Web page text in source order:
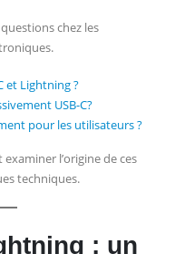
chez les
et Lightning ?
USB-C?
pour les utilisateurs ?
l’origine de ces
techniques.
: un